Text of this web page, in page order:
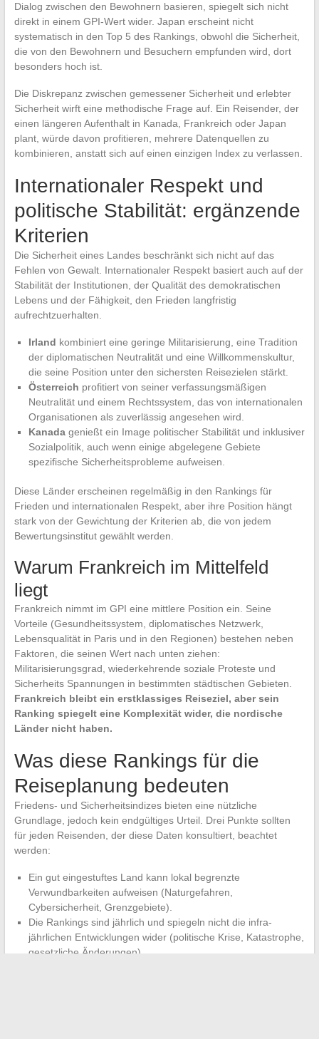
Dialog zwischen den Bewohnern basieren, spiegelt sich nicht
direkt in einem GPI-Wert wider. Japan erscheint nicht
systematisch in den Top 5 des Rankings, obwohl die Sicherheit,
die von den Bewohnern und Besuchern empfunden wird, dort
besonders hoch ist.
Die Diskrepanz zwischen gemessener Sicherheit und erlebter
Sicherheit wirft eine methodische Frage auf. Ein Reisender, der
einen längeren Aufenthalt in Kanada, Frankreich oder Japan
plant, würde davon profitieren, mehrere Datenquellen zu
kombinieren, anstatt sich auf einen einzigen Index zu verlassen.
Internationaler Respekt und
politische Stabilität: ergänzende
Kriterien
Die Sicherheit eines Landes beschränkt sich nicht auf das
Fehlen von Gewalt. Internationaler Respekt basiert auch auf der
Stabilität der Institutionen, der Qualität des demokratischen
Lebens und der Fähigkeit, den Frieden langfristig
aufrechtzuerhalten.
Irland kombiniert eine geringe Militarisierung, eine Tradition
der diplomatischen Neutralität und eine Willkommenskultur,
die seine Position unter den sichersten Reisezielen stärkt.
Österreich profitiert von seiner verfassungsmäßigen
Neutralität und einem Rechtssystem, das von internationalen
Organisationen als zuverlässig angesehen wird.
Kanadagenießt ein Image politischer Stabilität und inklusiver
Sozialpolitik, auch wenn einige abgelegene Gebiete
spezifische Sicherheitsprobleme aufweisen.
Diese Länder erscheinen regelmäßig in den Rankings für
Frieden und internationalen Respekt, aber ihre Position hängt
stark von der Gewichtung der Kriterien ab, die von jedem
Bewertungsinstitut gewählt werden.
Warum Frankreich im Mittelfeld
liegt
Frankreich nimmt im GPI eine mittlere Position ein. Seine
Vorteile (Gesundheitssystem, diplomatisches Netzwerk,
Lebensqualität in Paris und in den Regionen) bestehen neben
Faktoren, die seinen Wert nach unten ziehen:
Militarisierungsgrad, wiederkehrende soziale Proteste und
Sicherheits Spannungen in bestimmten städtischen Gebieten.
Frankreich bleibt ein erstklassiges Reiseziel, aber sein
Ranking spiegelt eine Komplexität wider, die nordische
Länder nicht haben.
Was diese Rankings für die
Reiseplanung bedeuten
Friedens- und Sicherheitsindizes bieten eine nützliche
Grundlage, jedoch kein endgültiges Urteil. Drei Punkte sollten
für jeden Reisenden, der diese Daten konsultiert, beachtet
werden:
Ein gut eingestuftes Land kann lokal begrenzte
Verwundbarkeiten aufweisen (Naturgefahren,
Cybersicherheit, Grenzgebiete).
Die Rankings sind jährlich und spiegeln nicht die infra-
jährlichen Entwicklungen wider (politische Krise, Katastrophe,
gesetzliche Änderungen).